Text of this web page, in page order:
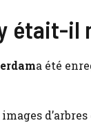
était-il
a été